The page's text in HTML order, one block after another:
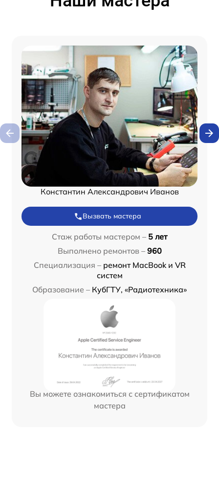
Константин Александрович Иванов
Вызвать мастера
Стаж работы мастером – 5 лет
Выполнено ремонтов – 960
Специализация – ремонт MacBook и VR
систем
Образование – КубГТУ, «Радиотехника»
Вы можете ознакомиться с сертификатом
мастера